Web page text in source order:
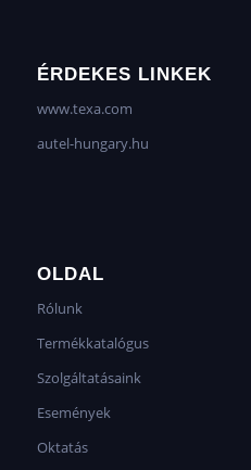
ÉRDEKES LINKEK
www.texa.com
autel-hungary.hu
OLDAL
Rólunk
Termékkatalógus
Szolgáltatásaink
Események
Oktatás